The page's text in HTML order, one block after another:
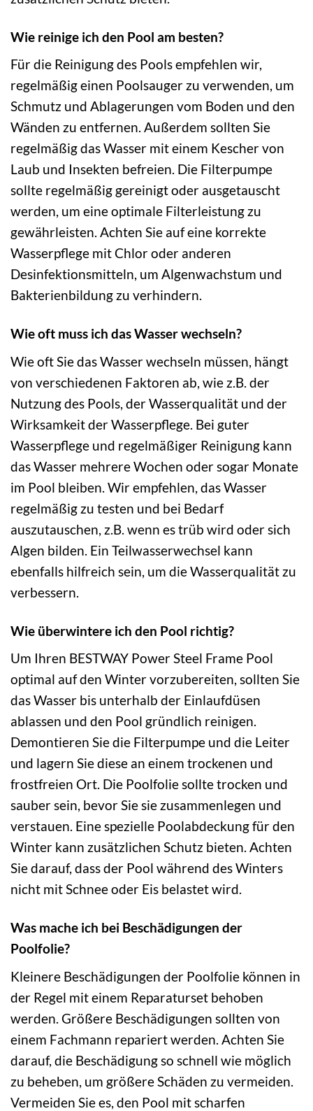
Wie reinige ich den Pool am besten?
Für die Reinigung des Pools empfehlen wir,
regelmäßig einen Poolsauger zu verwenden, um
Schmutz und Ablagerungen vom Boden und den
Wänden zu entfernen. Außerdem sollten Sie
regelmäßig das Wasser mit einem Kescher von
Laub und Insekten befreien. Die Filterpumpe
sollte regelmäßig gereinigt oder ausgetauscht
werden, um eine optimale Filterleistung zu
gewährleisten. Achten Sie auf eine korrekte
Wasserpflege mit Chlor oder anderen
Desinfektionsmitteln, um Algenwachstum und
Bakterienbildung zu verhindern.
Wie oft muss ich das Wasser wechseln?
Wie oft Sie das Wasser wechseln müssen, hängt
von verschiedenen Faktoren ab, wie z.B. der
Nutzung des Pools, der Wasserqualität und der
Wirksamkeit der Wasserpflege. Bei guter
Wasserpflege und regelmäßiger Reinigung kann
das Wasser mehrere Wochen oder sogar Monate
im Pool bleiben. Wir empfehlen, das Wasser
regelmäßig zu testen und bei Bedarf
auszutauschen, z.B. wenn es trüb wird oder sich
Algen bilden. Ein Teilwasserwechsel kann
ebenfalls hilfreich sein, um die Wasserqualität zu
verbessern.
Wie überwintere ich den Pool richtig?
Um Ihren BESTWAY Power Steel Frame Pool
optimal auf den Winter vorzubereiten, sollten Sie
das Wasser bis unterhalb der Einlaufdüsen
ablassen und den Pool gründlich reinigen.
Demontieren Sie die Filterpumpe und die Leiter
und lagern Sie diese an einem trockenen und
frostfreien Ort. Die Poolfolie sollte trocken und
sauber sein, bevor Sie sie zusammenlegen und
verstauen. Eine spezielle Poolabdeckung für den
Winter kann zusätzlichen Schutz bieten. Achten
Sie darauf, dass der Pool während des Winters
nicht mit Schnee oder Eis belastet wird.
Was mache ich bei Beschädigungen der
Poolfolie?
Kleinere Beschädigungen der Poolfolie können in
der Regel mit einem Reparaturset behoben
werden. Größere Beschädigungen sollten von
einem Fachmann repariert werden. Achten Sie
darauf, die Beschädigung so schnell wie möglich
zu beheben, um größere Schäden zu vermeiden.
Vermeiden Sie es, den Pool mit scharfen